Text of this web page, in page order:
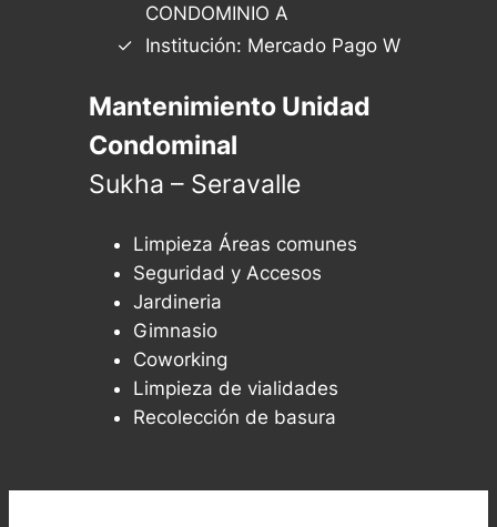
CONDOMINIO A
Institución: Mercado Pago W
Mantenimiento Unidad
Condominal
Sukha – Seravalle
Limpieza Áreas comunes
Seguridad y Accesos
Jardineria
Gimnasio
Coworking
Limpieza de vialidades
Recolección de basura